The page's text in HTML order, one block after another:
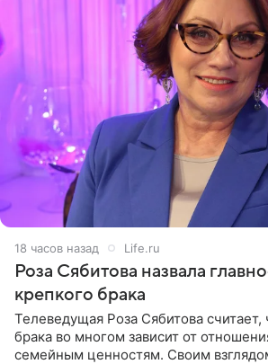
18 часов назад Life.ru
Роза Сябитова назвала
крепкого брака
Телеведущая Роза Сябитова считает,
брака во многом зависит от
семейным ценностям. Своим